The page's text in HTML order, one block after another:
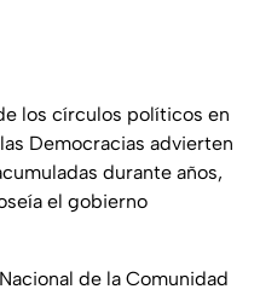
los círculos políticos en
Democracias advierten
durante años,
el gobierno
de la Comunidad